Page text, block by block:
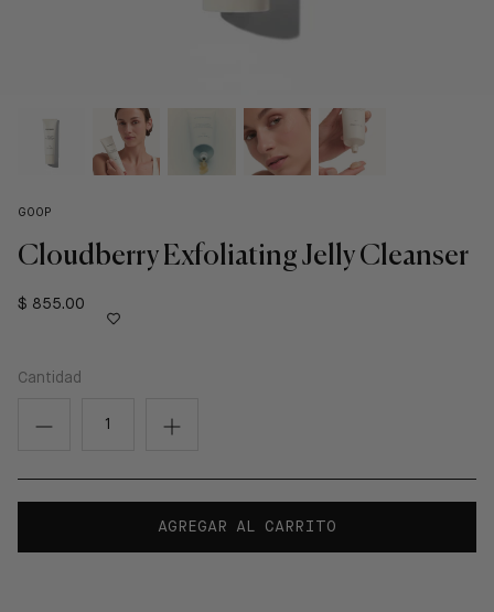
GOOP
Cloudberry Exfoliating Jelly Cleanser
$ 855.00
Cantidad
AGREGAR AL CARRITO